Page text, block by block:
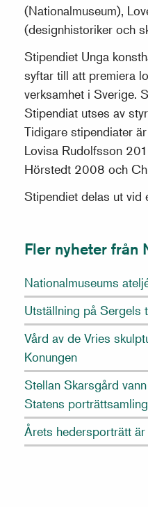
(Nationalmuseum),
(designhistoriker och
Stipendiet Unga
syftar till att premiera
verksamhet i Sverige.
Stipendiat utses av
Tidigare stipendiater
Lovisa Rudolfsson
Hörstedt 2008 och
Stipendiet delas ut vid
Fler nyheter från
Nationalmuseums
Utställning på Sergels
Vård av de Vries
Konungen
Stellan Skarsgård
Statens porträttsamling
Årets hedersporträtt